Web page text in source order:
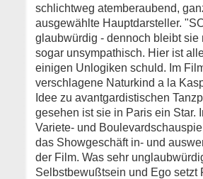
schlichtweg atemberaubend,
ausgewählte Hauptdarsteller.
glaubwürdig - dennoch bleibt sie
sogar unsympathisch. Hier ist
einigen Unlogiken schuld. Im
verschlagene Naturkind a la
Idee zu avantgardistischen
gesehen ist sie in Paris ein Star.
Variete- und
das Showgeschäft in- und
der Film. Was sehr
Selbstbewußtsein und Ego